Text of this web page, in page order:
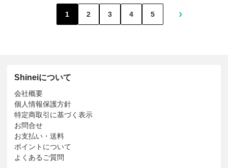
1 2 3 4 5 ›
Shineiについて
会社概要
個人情報保護方針
特定商取引に基づく表示
お問合せ
お支払い・送料
ポイントについて
よくあるご質問